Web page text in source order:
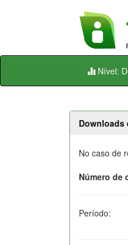
Skip
Nível:
Downloads
No caso de
Número de
Período: